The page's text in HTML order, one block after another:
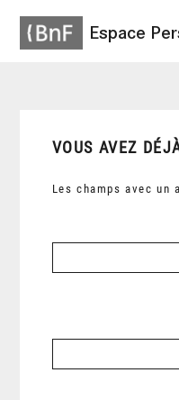
Espace
VOUS AVEZ
Les champs avec